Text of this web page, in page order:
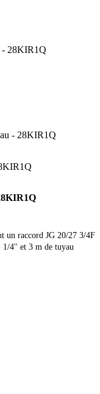
- 28KIR1Q
un raccord JG 20/27 3/4F
1/4'' et 3 m de tuyau